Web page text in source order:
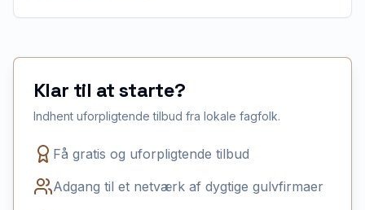
Klar til at starte?
Indhent uforpligtende tilbud fra lokale fagfolk.
Få gratis og uforpligtende tilbud
Adgang til et netværk af dygtige gulvfirmaer